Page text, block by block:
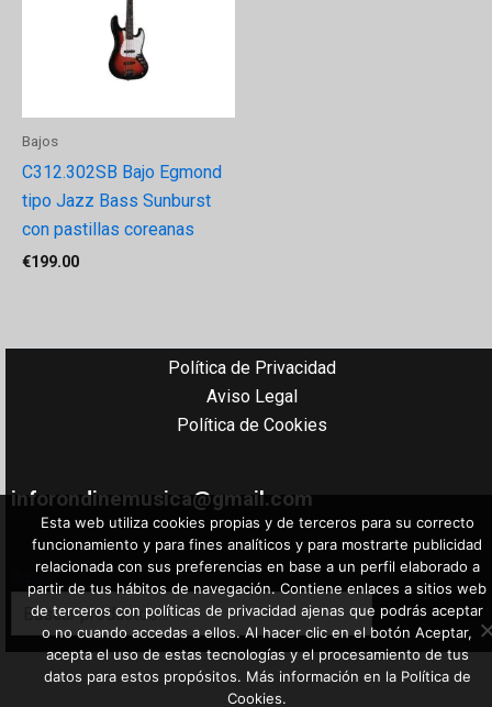
Bajos
C312.302SB Bajo Egmond
tipo Jazz Bass Sunburst
con pastillas coreanas
€199.00
Política de Privacidad
Aviso Legal
Política de Cookies
inforondinemusica@gmail.com
Buscar
Esta web utiliza cookies propias y de terceros para su correcto
funcionamiento y para fines analíticos y para mostrarte publicidad
relacionada con sus preferencias en base a un perfil elaborado a
partir de tus hábitos de navegación. Contiene enlaces a sitios web
de terceros con políticas de privacidad ajenas que podrás aceptar
o no cuando accedas a ellos. Al hacer clic en el botón Aceptar,
acepta el uso de estas tecnologías y el procesamiento de tus
datos para estos propósitos. Más información en la Política de
Cookies.